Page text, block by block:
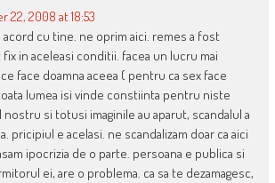
22, 2008 at 18:53
acord cu tine. ne oprim aici. remes a fost
in aceleasi conditii. facea un lucru mai
face doamna aceea ( pentru ca sex face
lumea isi vinde constiinta pentru niste
si totusi imaginile au aparut, scandalul a
pricipiul e acelasi. ne scandalizam doar ca aici
ipocrizia de o parte. persoana e publica si
ei, are o problema. ca sa te dezamagesc,